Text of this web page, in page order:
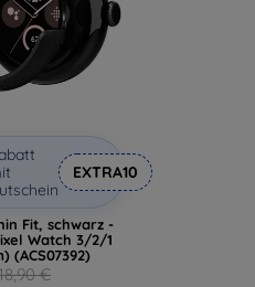
EXTRA10
Fit, schwarz -
Watch 3/2/1
(ACS07392)
€